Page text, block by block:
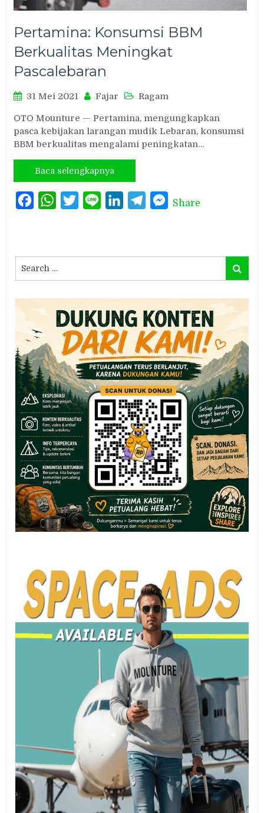
Pertamina: Konsumsi BBM
Berkualitas Meningkat
Pascalebaran
31 Mei 2021 Fajar Ragam
OTO Mounture — Pertamina, mengungkapkan
pasca kebijakan larangan mudik Lebaran, konsumsi
BBM berkualitas mengalami peningkatan…
Baca selengkapnya
FacebookWhatsAppTwitterLine LinkedInTelegramMessenger
Share
for:
Search